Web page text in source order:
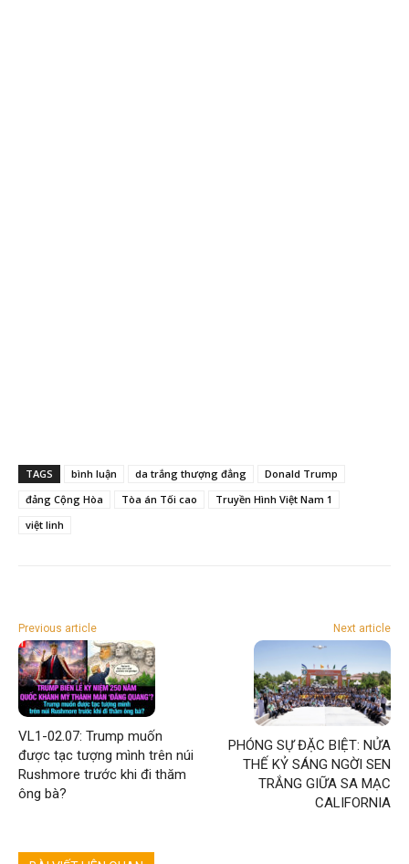
TAGS bình luận da trắng thượng đẳng
Donald Trump
đảng Cộng Hòa
Tòa án Tối cao
Truyền Hình Việt Nam 1
việt linh
Previous article
VL1-02.07: Trump muốn
được tạc tượng mình trên núi
Rushmore trước khi đi thăm
ông bà?
Next article
PHÓNG SỰ ĐẶC BIỆT: NỬA
THẾ KỶ SÁNG NGỜI SEN
TRẮNG GIỮA SA MẠC
CALIFORNIA